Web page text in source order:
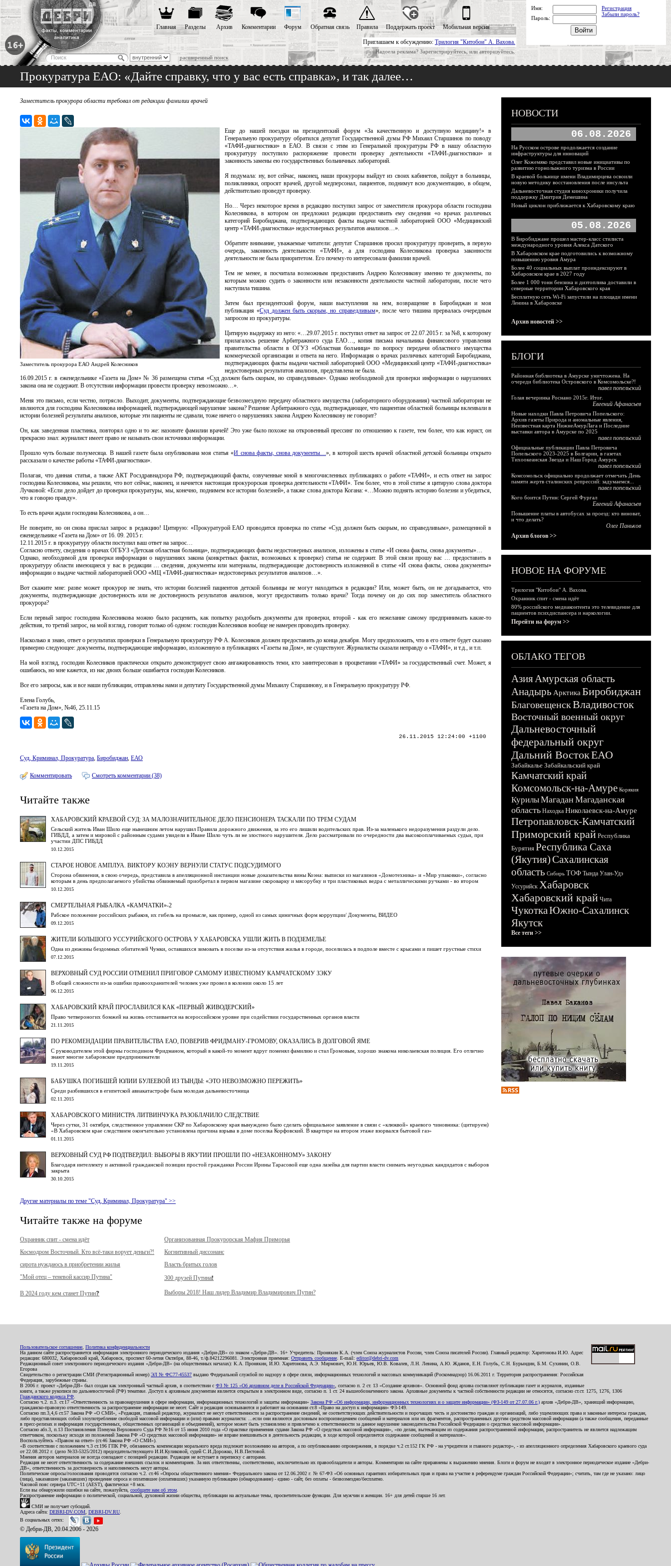
Приглашаем к обсуждению: Трилогия "Китобои" А. Вахова.
Надоела реклама? Зарегистрируйтесь, или авторизуйтесь.
расширенный поиск
Главная Разделы Архив Комментарии Форум Обратная связь Правила Поддержать проект Мобильная версия
Имя:
Регистрация
Забыли пароль?
Пароль:
Прокуратура ЕАО: «Дайте справку, что у вас есть справка», и так далее…
Заместитель прокурора области требовал от редакции фамилии врачей
Заместитель прокурора ЕАО Андрей Колесников
Еще до нашей поездки на президентский форум «За качественную и доступную медицину!» в
Генеральную прокуратуру обратился депутат Государственной думы РФ Михаил Старшинов по поводу
«ТАФИ-диагностики» в ЕАО. В связи с этим из Генеральной прокуратуры РФ в нашу областную
прокуратуру поступило распоряжение провести проверку деятельности «ТАФИ-диагностики» и
законность замены ею государственных больничных лабораторий.
Я подумала: ну, вот сейчас, наконец, наши прокуроры выйдут из своих кабинетов, пойдут в больницы,
поликлиники, опросят врачей, другой медперсонал, пациентов, поднимут всю документацию, в общем,
действительно проведут проверку.
Но… Через некоторое время в редакцию поступил запрос от заместителя прокурора области господина
Колесникова, в котором он предложил редакции предоставить ему сведения «о врачах различных
категорий Биробиджана, подтверждающих факты выдачи частной лабораторией ООО «Медицинский
центр «ТАФИ-диагностика» недостоверных результатов анализов…».
Обратите внимание, уважаемые читатели: депутат Старшинов просил прокуратуру проверить, в первую
очередь, законность деятельности «ТАФИ», а для господина Колесникова проверка законности
деятельности не была приоритетом. Его почему-то интересовали фамилии врачей.
Тем не менее, я посчитала возможным предоставить Андрею Колесникову именно те документы, по
которым можно судить о законности или незаконности деятельности частной лаборатории, после чего
наступила тишина.
Затем был президентский форум, наши выступления на нем, возвращение в Биробиджан и моя
публикация «Суд должен быть скорым, но справедливым», после чего тишина прервалась очередным
запросом из прокуратуры.
Цитирую выдержку из него: «…29.07.2015 г. поступил ответ на запрос от 22.07.2015 г. за №8, к которому
прилагалось решение Арбитражного суда ЕАО…, копия письма начальника финансового управления
правительства области в ОГУЗ «Областная больница» по вопросу передачи областного имущества
коммерческой организации и ответа на него. Информация о врачах различных категорий Биробиджана,
подтверждающих факты выдачи частной лабораторией ООО «Медицинский центр «ТАФИ-диагностика»
недостоверных результатов анализов, представлена не была.
16.09.2015 г. в еженедельнике «Газета на Дом» № 36 размещена статья «Суд должен быть скорым, но справедливым». Однако необходимой для проверки информации о нарушениях
закона она не содержит. В отсутствии информации провести проверку невозможно…».
Меня это письмо, если честно, потрясло. Выходит, документы, подтверждающие безвозмездную передачу областного имущества (лабораторного оборудования) частной лаборатории не
являются для господина Колесникова информацией, подтверждающей нарушение закона? Решение Арбитражного суда, подтверждающее, что пациентам областной больницы вклеивали в
истории болезней результаты анализов, которые эти пациенты не сдавали, тоже ничего о нарушениях закона Андрею Колесникову не говорит?
Он, как заведенная пластинка, повторял одно и то же: назовите фамилии врачей! Это уже было похоже на откровенный прессинг по отношению к газете, тем более, что как юрист, он
прекрасно знал: журналист имеет право не называть свои источники информации.
Прошло чуть больше полумесяца. В нашей газете была опубликована моя статья «И снова факты, снова документы…», в которой шесть врачей областной детской больницы открыто
рассказали о качестве работы «ТАФИ-диагностики».
Полагая, что данная статья, а также АКТ Росздравнадзора РФ, подтверждающий факты, озвученные мной в многочисленных публикациях о работе «ТАФИ», и есть ответ на запрос
господина Колесникова, мы решили, что вот сейчас, наконец, и начнется настоящая прокурорская проверка деятельности «ТАФИ». Тем более, что в этой статье я цитирую слова доктора
Лучковой: «Если дело дойдет до проверки прокуратуры, мы, конечно, поднимем все истории болезней», а также слова доктора Когана: «…Можно поднять историю болезни и убедиться,
что я говорю правду».
То есть врачи ждали господина Колесникова, а он…
Не поверите, но он снова прислал запрос в редакцию! Цитирую: «Прокуратурой ЕАО проводится проверка по статье «Суд должен быть скорым, но справедливым», размещенной в
еженедельнике «Газета на Дом» от 16. 09. 2015 г.
12.11.2015 г. в прокуратуру области поступил ваш ответ на запрос…
Согласно ответу, сведения о врачах ОГБУЗ «Детская областная больница», подтверждающих факты недостоверных анализов, изложены в статье «И снова факты, снова документы»…
Однако, необходимой для проверки информации о нарушениях закона (конкретных фактах, возможных к проверке) статья не содержит. В этой связи прошу вас … предоставить в
прокуратуру области имеющиеся у вас в редакции … сведения, документы или материалы, подтверждающие достоверность изложенной в статье «И снова факты, снова документы»
информации о выдаче частной лабораторией ООО «МЦ «ТАФИ-диагностика» недостоверных результатов анализов…».
Вот скажите мне: разве может прокурор не знать, что истории болезней пациентов детской больницы не могут находиться в редакции? Или, может быть, он не догадывается, что
документы, подтверждающие достоверность или не достоверность результатов анализов, могут предоставить только врачи? Тогда почему он до сих пор заместитель областного
прокурора?
Если первый запрос господина Колесникова можно было расценить, как попытку раздобыть документы для проверки, второй - как его нежелание самому предпринимать какие-то
действия, то третий запрос, на мой взгляд, говорит только об одном: господин Колесников вообще не намерен проводить проверку.
Насколько я знаю, ответ о результатах проверки в Генеральную прокуратуру РФ А. Колесников должен предоставить до конца декабря. Могу предположить, что в его ответе будет сказано
примерно следующее: документы, подтверждающие информацию, изложенную в публикациях «Газеты на Дом», не существуют. Журналисты сказали неправду о «ТАФИ», и т.д., и т.п.
На мой взгляд, господин Колесников практически открыто демонстрирует свою ангажированность теми, кто заинтересован в процветании «ТАФИ» за государственный счет. Может, я
ошибаюсь, но мне кажется, из нас двоих больше ошибается господин Колесников.
Все его запросы, как и все наши публикации, отправлены нами и депутату Государственной думы Михаилу Старшинову, и в Генеральную прокуратуру РФ.
Елена Голубь,
«Газета на Дом», №46, 25.11.15
26.11.2015 12:24:00 +1100
Суд, Криминал, Прокуратура, Биробиджан, ЕАО
Комментировать Смотреть комментарии (38)
Читайте также
ХАБАРОВСКИЙ КРАЕВОЙ СУД: ЗА МАЛОЗНАЧИТЕЛЬНОЕ ДЕЛО ПЕНСИОНЕРА ТАСКАЛИ ПО ТРЕМ СУДАМ
Сельский житель Иван Шило еще нынешним летом нарушил Правила дорожного движения, за это его лишили водительских прав. Из-за маленького недоразумения раздули дело.
ГИБДД, а затем и мировой с районным судами увидели в Иване Шило чуть ли не злостного нарушителя. Дело рассматривали по очередности два высокооплачиваемых судьи, при
участии ДПС ГИБДД
10.12.2015
СТАРОЕ НОВОЕ АМПЛУА. ВИКТОРУ КОЭНУ ВЕРНУЛИ СТАТУС ПОДСУДИМОГО
Сторона обвинения, в свою очередь, представила в апелляционной инстанции новые доказательства вины Коэна: выписки из магазинов «Домотехника» и «Мир упаковки», согласно
которым в день предполагаемого убийства обвиняемый приобретал в первом магазине скороварку и мясорубку и три пластиковых ведра с металлическими ручками - во втором
10.12.2015
СМЕРТЕЛЬНАЯ РЫБАЛКА «КАМЧАТКИ»-2
Рабское положение российских рыбаков, их гибель на промысле, как пример, одной из самых циничных форм коррупции/ Документы, ВИДЕО
09.12.2015
ЖИТЕЛИ БОЛЬШОГО УССУРИЙСКОГО ОСТРОВА У ХАБАРОВСКА УШЛИ ЖИТЬ В ПОДЗЕМЕЛЬЕ
Одна из дюжины бездомных обитателей Чумки, оставшихся зимовать в поселке из-за отсутствия жилья в городе, поселилась в подполе вместе с крысами и пишет грустные стихи
07.12.2015
ВЕРХОВНЫЙ СУД РОССИИ ОТМЕНИЛ ПРИГОВОР САМОМУ ИЗВЕСТНОМУ КАМЧАТСКОМУ ЗЭКУ
В общей сложности из-за ошибки правоохранителей человек уже провел в колонии около 15 лет
06.12.2015
ХАБАРОВСКИЙ КРАЙ ПРОСЛАВИЛСЯ КАК «ПЕРВЫЙ ЖИВОДЕРСКИЙ»
Право четвероногих бомжей на жизнь отстаивается на всероссийском уровне при содействии государственных органов власти
21.11.2015
ПО РЕКОМЕНДАЦИИ ПРАВИТЕЛЬСТВА ЕАО, ПОВЕРИВ ФРИДМАНУ-ГРОМОВУ, ОКАЗАЛИСЬ В ДОЛГОВОЙ ЯМЕ
С руководителем этой фирмы господином Фридманом, который в какой-то момент вдруг поменял фамилию и стал Громовым, хорошо знакома николаевская полиция. Его отлично
знают многие хабаровские предприниматели
19.11.2015
БАБУШКА ПОГИБШЕЙ ЮЛИИ БУЛЕЕВОЙ ИЗ ТЫНДЫ: «ЭТО НЕВОЗМОЖНО ПЕРЕЖИТЬ»
Среди разбившихся в египетской авиакатастрофе была молодая дальневосточница
02.11.2015
ХАБАРОВСКОГО МИНИСТРА ЛИТВИНЧУКА РАЗОБЛАЧИЛО СЛЕДСТВИЕ
Через сутки, 31 октября, следственное управление СКР по Хабаровскому края вынуждено было сделать официальное заявление в связи с «клюквой» краевого чиновника: (цитируем)
«В Хабаровском крае следствием окончательно установлена причина взрыва в доме поселка Корфовский. В квартире на втором этаже взорвался бытовой газ»
01.11.2015
ВЕРХОВНЫЙ СУД РФ ПОДТВЕРДИЛ: ВЫБОРЫ В ЯКУТИИ ПРОШЛИ ПО «НЕЗАКОННОМУ» ЗАКОНУ
Благодаря интеллекту и активной гражданской позиции простой гражданки России Ирины Тарасовой еще одна лазейка для партии власти снимать неугодных кандидатов с выборов
закрыта
30.10.2015
Другие материалы по теме "Суд, Криминал, Прокуратура" >>
Читайте также на форуме
Охранник спит - смена идёт
Организованная Прокурорская Мафия Приморья
Космодром Восточный. Кто всё-таки ворует деньги?!
Когнитивный диссонанс
сирота нуждаюсь в приобретении жилья
Власть бритых голов
"Мой отец – теневой кассир Путина"
300 друзей Путина❗️
В 2024 году кем станет Путин❓ Выборы 2018! Наш лидер Владимир Владимирович Путин?
НОВОСТИ
06.08.2026
На Русском острове продолжается создание
инфраструктуры для инноваций
Олег Кожемяко представил новые инициативы по
развитию горнолыжного туризма в России
В краевой больнице имени Владимирцева освоили
новую методику восстановления после инсульта
Дальневосточная студия кинохроники получила
поддержку Дмитрия Демешина
Новый циклон приближается к Хабаровскому краю
05.08.2026
В Биробиджане прошел мастер-класс стилиста
международного уровня Алекса Датского
В Хабаровском крае подготовились к возможному
повышению уровня Амура
Более 40 социальных выплат проиндексируют в
Хабаровском крае в 2027 году
Более 1 000 тонн бензина и дизтоплива доставили в
северные территории Хабаровского края
Бесплатную сеть Wi-Fi запустили на площади имени
Ленина в Хабаровске
Архив новостей >>
БЛОГИ
Районная библиотека в Амурске уничтожена. На
очереди библиотека Островского в Комсомольске?!
павел попельский
Голая вечеринка Роснано 2015г. Итог.
Евгений Афанасьев
Новые находки Павла Петровича Попельского:
Архив газеты Природа и аномальные явления,
Неизвестная карта НижнеАмурЛага и Последние
выставки автора в Амурске по 2025
павел попельский
Официальные публикации Павла Петровича
Попельского 2023-2025 в Болгарии, в газетах
Тихоокеанская Звезда и Наш Город Амурск
павел попельский
Комсомольск официально продолжает отмечать День
памяти жертв сталинских репрессий: задумаемся...
павел попельский
Кого боится Путин: Сергей Фургал
Евгений Афанасьев
Повышение платы в автобусах за проезд: кто виноват,
и что делать?
Олег Паньков
Архив блогов >>
НОВОЕ НА ФОРУМЕ
Трилогия "Китобои" А. Вахова.
Охранник спит - смена идёт
80% российского медиаконтента это телевидение для
пациентов психдиспансера и наркологии.
Перейти на форум >>
ОБЛАКО ТЕГОВ
АзияАмурская область
Анадырь Арктика Биробиджан
БлаговещенскВладивосток
Восточный военный округ
Дальневосточный
федеральный округ
Дальний ВостокЕАО
Забайкалье Забайкальский край
Камчатский край
Комсомольск-на-Амуре Корякия
КурилыМагадан Магаданская
область Находка Николаевск-на-Амуре
Петропавловск-Камчатский
Приморский край Республика
Бурятия Республика Саха
(Якутия)Сахалинская
область Сибирь ТОФ Тында Улан-Удэ
Уссурийск Хабаровск
Хабаровский край Чита
ЧукоткаЮжно-Сахалинск
Якутск
Все теги >>
Пользовательское соглашение Политика конфиденциальности
На данном сайте распространяется информация электронного периодического издания «Дебри-ДВ» со знаком «Дебри-ДВ». 16+ Учредитель: Пронякин К.А. (член Союза журналистов России, член Союза писателей России). Главный редактор: Харитонова И.Ю. Адрес
редакции: 680032, Хабаровский край, Хабаровск, проспект 60-летия Октября, 88-46, т./ф.84212296081. Электронная приемная: Отправить сообщение . E-mail: editor@debri-dv.com
Редакционный совет электронного периодического издания «Дебри-ДВ» (на общественных началах): К.А. Пронякин, И.Ю. Харитонова, А.Э. Мирмович, Ю.Н. Юрьев, Ю.В. Ковалев, Л.Н. Левина, А.Ю. Жданов, Е.Н. Голубь, С.Н. Бурындин, Б.М. Сухинин, О.В.
Егорова
Свидетельство о регистрации СМИ (Регистрационный номер) ЭЛ № ФС77-45537 выдано Федеральной службой по надзору в сфере связи, информационных технологий и массовых коммуникаций (Роскомнадзор) 16.06.2011 г. Территория распространения: Российская
Федерация, зарубежные страны.
В 2006 г. проект «Дебри-ДВ» был создан как электронный частный архив, в соответствии с ФЗ № 125 «Об архивном деле в Российской Федерации» , согласно п. 2 ст. 13 «Создание архивов». Основной фонд архива составляют публикации газет и журналов, изданные
книги, а также рукописи по дальневосточной (РФ) тематике. Доступ к архивным документам является открытым в электронном виде, согласно п. 1 ст. 24 вышеобозначенного закона. Архивные документы к частной собственности редакции не относятся, согласно ст.ст. 1275, 1276, 1306
Гражданского кодекса РФ
Согласно ч.2. п.3. ст.17 «Ответственность за правонарушения в сфере информации, информационных технологий и защиты информации» Закона РФ «Об информации, информационных технологиях и о защите информации» (ФЗ-149 от 27.07.06 г.) архив «Дебри-ДВ», хранящий информацию,
гражданско-правовую ответственность за распространение информации не несет. Сайт и редакция основываются и работают на основании ст.8 «Право на доступ к информации» ФЗ-149.
Согласно пп.3,4,6 ст.57 Закона РФ «О СМИ», «Редакция, главный редактор, журналист не несут ответственности за распространение сведений, не соответствующих действительности и порочащих честь и достоинство граждан и организаций, либо ущемляющих права и законные интересы граждан,
либо представляющих собой злоупотребление свободой массовой информации и (или) правами журналиста: ...если они являются дословным воспроизведением сообщений и материалов или их фрагментов, распространенных другим средством массовой информации (а также сообщения, переданные
в пресс-релизах и информация государственных, общественных организаций и объединений), которое может быть установлено и привлечено к ответственности за данное нарушение законодательства Российской Федерации о средствах массовой информации».
Согласно абз.3, п.13 Постановления Пленума Верховного Суда РФ №16 от 15 июня 2010 года «О практике применения судами Закона РФ «О средствах массовой информации», «по делам, вытекающим из содержания распространенной информации, распространитель не является надлежащим
ответчиком, поскольку исходя из положений Закона РФ «О средствах массовой информации» не вправе вмешиваться в деятельность редакции, в ходе которой определяется содержание сообщений и материалов».
Воспользуйтесь «Правом на ответ» (ст.46 Закона РФ «О СМИ»).
«В соответствии с положением ч.3 ст.196 ГПК РФ, обязанность компенсации морального вреда подлежит возложению на авторов, а по опубликованию опровержения, в порядке ч.2 ст.152 ГК РФ - на учредителя и главного редактор», - из апелляционного определения Хабаровского краевого суда
от 22.08.2012 г. (дело №33-5325/2012) председательствующего И.И.Куликовой, судей С.И.Дорожко, Н.В.Пестовой.
Мнения авторов материалов не всегда совпадают с позицией редакции. Редакция не вступает в переписку с авторами.
Редакция не несет ответственность за содержание внешних ссылок и комментариев. За них ответственны, соответственно, исключительно их правообладатели и авторы. Комментарии на сайте приравнены к выражению мнения. Блоги и форум не входят в электронное периодическое издание «Дебри-
ДВ», ответственность за достоверность и наполняемость несут авторы.
Политические опросы/голосования проводятся согласно ч.2. ст.46 «Опросы общественного мнения» Федерального закона от 12.06.2002 г. № 67-ФЗ «Об основных гарантиях избирательных прав и права на участие в референдуме граждан Российской Федерации»; считать, там где не указано: лицо
(лица), заказавшее (заказавших) проведение опроса и оплатившее (оплативших) указанную публикацию (обнародование) - едино - сайт, без оплаты - безвозмездно/бесплатно.
Часовой пояс сервера UTC+11 (AEST), фактически +8 мск.
Если вы обнаружили ошибки на сайте, пожалуйста, сообщите нам об этом
Распространение информации о политической, социальной, духовной жизни общества, публикации на актуальные темы, просветительские функции. Для мужчин и женщин. 16+ для детей старше 16 лет.
СМИ не получает субсидий.
Адреса сайта: DEBRI-DV.COM DEBRI-DV.RU
В социальных сетях:
© Дебри-ДВ, 20.04.2006 - 2026